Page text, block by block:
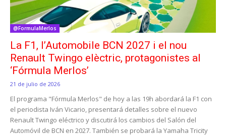
@FormulaMerlos
La F1, l’Automobile BCN 2027 i el nou
Renault Twingo elèctric, protagonistes al
‘Fórmula Merlos’
21 de julio de 2026
El programa "Fórmula Merlos" de hoy a las 19h abordará la F1 con
el periodista Iván Vicario, presentará detalles sobre el nuevo
Renault Twingo eléctrico y discutirá los cambios del Salón del
Automóvil de BCN en 2027. También se probará la Yamaha Tricity